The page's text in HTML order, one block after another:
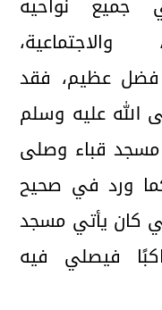
والاجتماعية،
فضل عظيم، فقد
الله عليه وسلم
قباء وصلى
ورد في صحيح
كان يأتي مسجد
فيصلي فيه